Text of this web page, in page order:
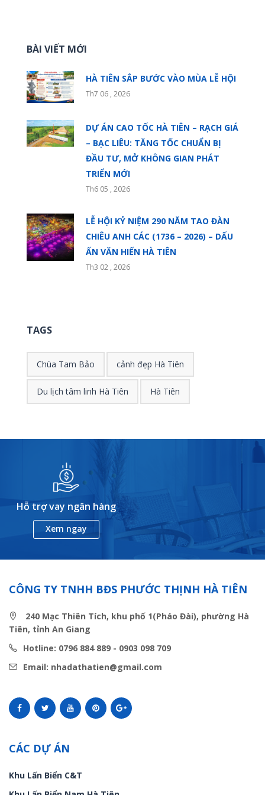
BÀI VIẾT MỚI
HÀ TIÊN SẮP BƯỚC VÀO MÙA LỄ HỘI
Th7 06 , 2026
DỰ ÁN CAO TỐC HÀ TIÊN – RẠCH GIÁ
– BẠC LIÊU: TĂNG TỐC CHUẨN BỊ
ĐẦU TƯ, MỞ KHÔNG GIAN PHÁT
TRIỂN MỚI
Th6 05 , 2026
LỄ HỘI KỶ NIỆM 290 NĂM TAO ĐÀN
CHIÊU ANH CÁC (1736 – 2026) – DẤU
ẤN VĂN HIẾN HÀ TIÊN
Th3 02 , 2026
TAGS
Chùa Tam Bảo cảnh đẹp Hà Tiên
Du lịch tâm linh Hà Tiên Hà Tiên
Hỗ trợ vay ngân hàng
Xem ngay
CÔNG TY TNHH BĐS PHƯỚC THỊNH HÀ TIÊN
240 Mạc Thiên Tích, khu phố 1(Pháo Đài), phường Hà
Tiên, tỉnh An Giang
Hotline: 0796 884 889 - 0903 098 709
Email: nhadathatien@gmail.com
CÁC DỰ ÁN
Khu Lấn Biển C&T